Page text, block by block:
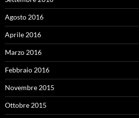
Agosto 2016
Aprile 2016
Marzo 2016
Febbraio 2016
Novembre 2015
Ottobre 2015